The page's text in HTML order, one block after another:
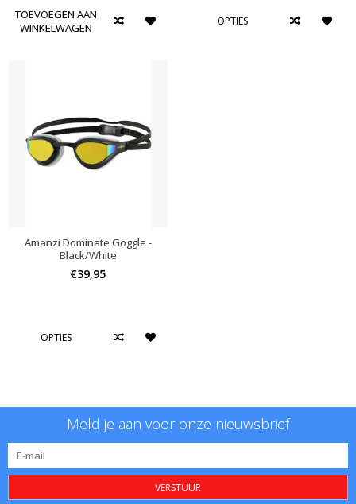
TOEVOEGEN AAN
WINKELWAGEN
OPTIES
Amanzi Dominate Goggle -
Black/White
€39,95
OPTIES
Meld je aan voor onze nieuwsbrief
VERSTUUR